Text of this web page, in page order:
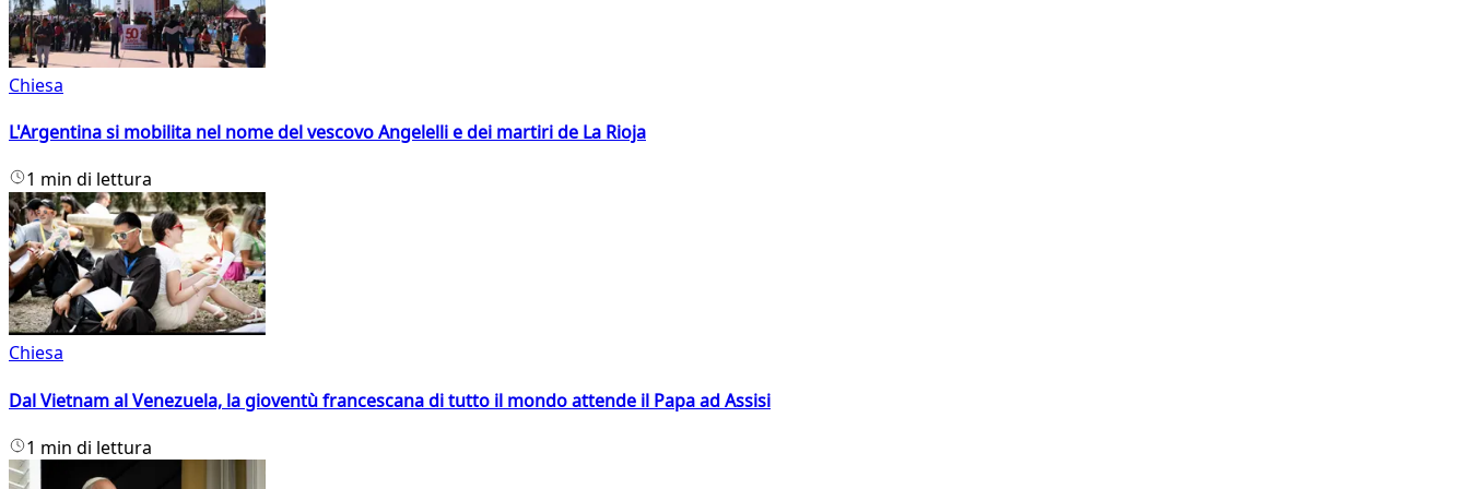
Chiesa
L'Argentina si mobilita nel nome del vescovo Angelelli e dei martiri de La Rioja
1 min di lettura
Chiesa
Dal Vietnam al Venezuela, la gioventù francescana di tutto il mondo attende il Papa ad Assisi
1 min di lettura